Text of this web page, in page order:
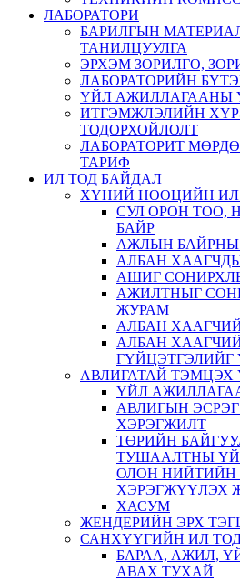
ЛАБОРАТОРИ
БАРИЛГЫН
ТАНИЛЦУУЛГА
ЭРХЭМ ЗОРИЛГО,
ЛАБОРАТОРИЙН
ҮЙЛ АЖИЛЛАГААНЫ
ИТГЭМЖЛЭЛИЙН
ТОДОРХОЙЛОЛТ
ЛАБОРАТОРИТ
ТАРИФ
ИЛ ТОД БАЙДАЛ
ХҮНИЙ НӨӨЦИЙН ИЛ
СУЛ ОРОН ТОО,
БАЙР
АЖЛЫН БАЙРНЫ
АЛБАН
АШИГ
АЖИЛТНЫГ
ЖУРАМ
АЛБАН
АЛБАН
АВЛИГАТАЙ
ҮЙЛ
АВЛИГЫН
ХЭРЭГЖИЛТ
ТӨРИЙН
ТУШААЛТНЫ
ОЛОН НИЙТИЙН
ХЭРЭГЖҮҮЛЭХ
ХАСУМ
ЖЕНДЕРИЙН ЭРХ
САНХҮҮГИЙН ИЛ
БАРАА, АЖИЛ,
АВАХ ТУХАЙ